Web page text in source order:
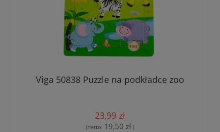
Viga 50838 Puzzle na podkładce zoo
23,99 zł
(netto: 19,50 zł )